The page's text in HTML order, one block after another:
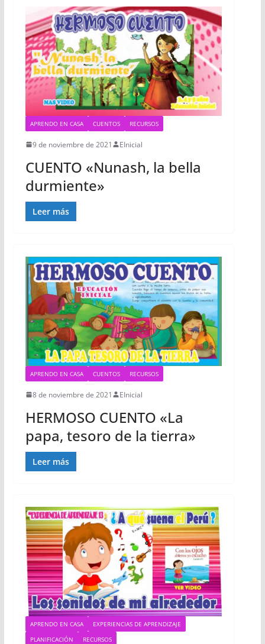
APRENDO EN CASA CUENTOS RECURSOS
9 de noviembre de 2021 EInicial
CUENTO «Nunash, la bella
durmiente»
Leer más
APRENDO EN CASA CUENTOS RECURSOS
8 de noviembre de 2021 EInicial
HERMOSO CUENTO «La
papa, tesoro de la tierra»
Leer más
APRENDO EN CASA
EXPERIENCIAS DE APRENDIZAJE
PLANIFICACIÓN
RECURSOS